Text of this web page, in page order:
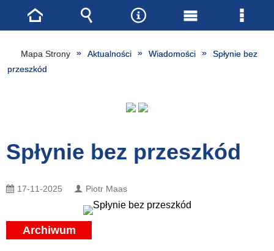
Mapa Strony Aktualności Wiadomości
Spłynie bez
przeszkód
Spłynie bez przeszkód
17-11-2025 Piotr Maas
Archiwum
Strona
główna
Wyszukiwarka
NarzędziaMenu
główne
Menu